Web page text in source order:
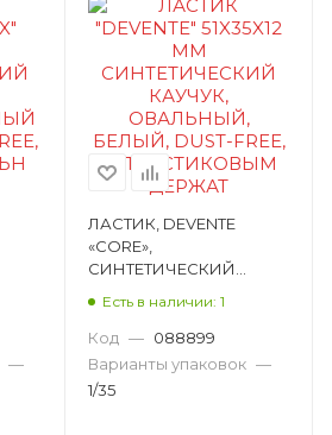
—
ЛАСТИК, DEVENTE
«CORE»,
СИНТЕТИЧЕСКИЙ
ПЛАСТИКОВЫЙ
ДЕРЖАТЕЛЬ 4070802
Есть в наличии: 1
Код — 088899
Варианты упаковок —
1/35